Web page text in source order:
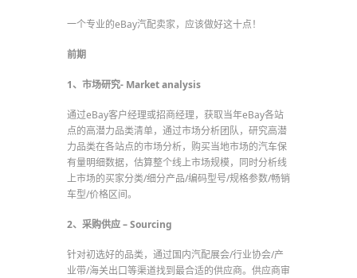
一个专业的eBay汽配卖家，应该做好这十点！
前期
1、市场研究- Market analysis
通过eBay客户经理或招商经理，获取当年eBay各站
点的高潜力品类清单，通过市场分析团队，研究高潜
力品类在各站点的市场分析，购买当地市场的汽车保
有量明细数据，估算整个线上市场规模，同时分析线
上市场的买家分类/细分产品/编码型号/规格参数/畅销
车型/价格区间。
2、采购供应 – Sourcing
针对初选好的品类，通过国内汽配展会/行业协会/产
业带/海关出口等渠道找到最合适的供应商。供应商审